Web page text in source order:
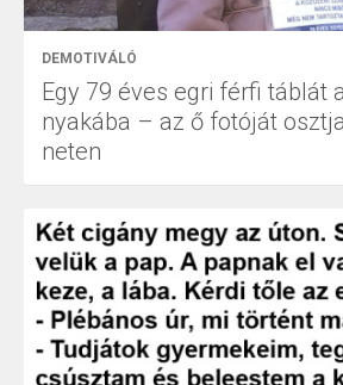
DEMOTIVÁLÓ
Egy 79 éves egri férfi táblát
nyakába – az ő fotóját
neten